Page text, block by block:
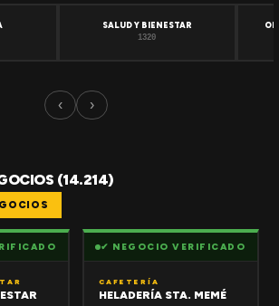
SALUD Y BIENESTAR
1320
‹ ›
(14.214)
✔ NEGOCIO VERIFICADO
CAFETERÍA
HELADERÍA STA. MEMÉ